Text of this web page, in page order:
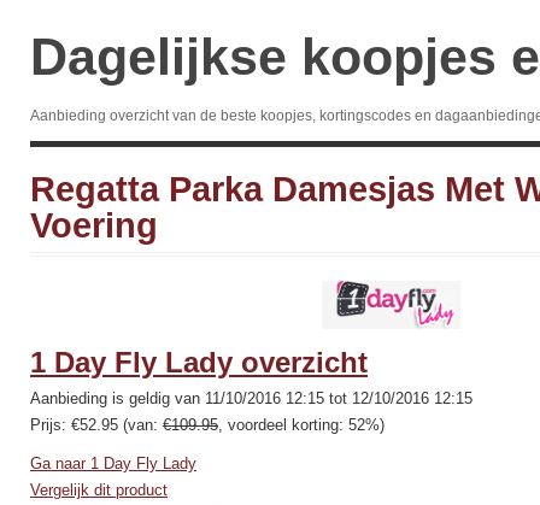
Dagelijkse koopjes
Aanbieding overzicht van de beste koopjes, kortingscodes en
Regatta Parka Damesjas Met
Voering
1 Day Fly Lady overzicht
Aanbieding is geldig van 11/10/2016 12:15 tot 12/10/2016 12:15
Prijs: €52.95 (van: €109.95, voordeel korting: 52%)
Ga naar 1 Day Fly Lady
Vergelijk dit product